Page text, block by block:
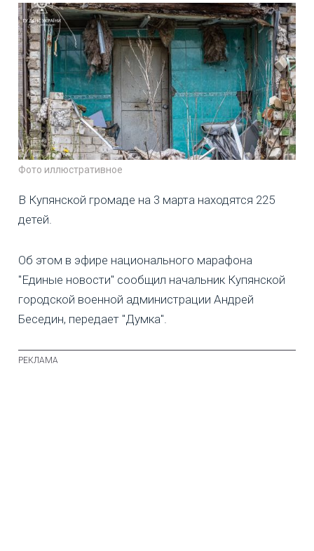
Фото иллюстративное
В Купянской громаде на 3 марта находятся 225
детей.
Об этом в эфире национального марафона
"Единые новости" сообщил начальник Купянской
городской военной администрации Андрей
Беседин, передает "Думка".